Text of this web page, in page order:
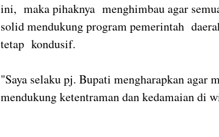
ini, maka pihaknya menghimbau agar
solid mendukung program pemerintah
tetap kondusif.
"Saya selaku pj. Bupati mengharapkan agar
mendukung ketentraman dan kedamaian di